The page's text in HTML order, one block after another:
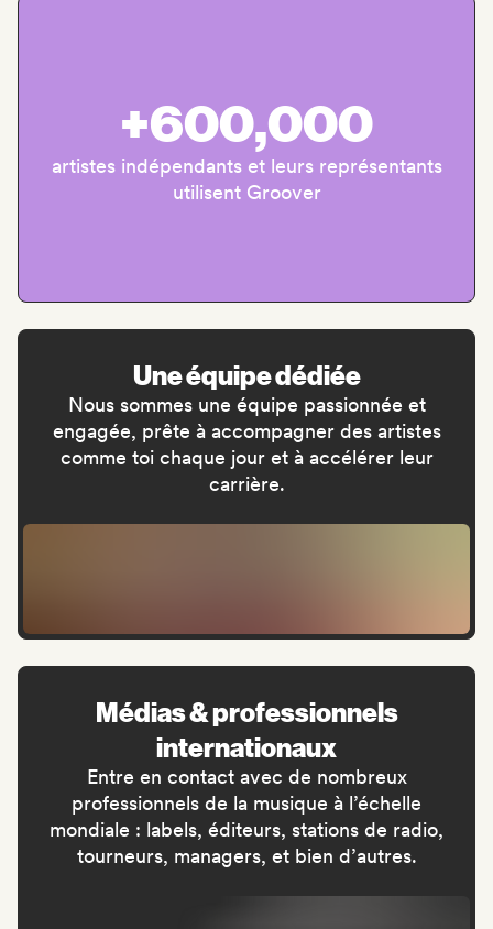
+600,000
artistes indépendants et leurs représentants
utilisent Groover
Une équipe dédiée
Nous sommes une équipe passionnée et
engagée, prête à accompagner des artistes
comme toi chaque jour et à accélérer leur
carrière.
Médias & professionnels
internationaux
Entre en contact avec de nombreux
professionnels de la musique à l’échelle
mondiale : labels, éditeurs, stations de radio,
tourneurs, managers, et bien d’autres.